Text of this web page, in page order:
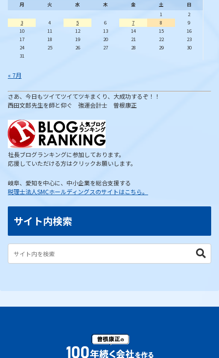
月 火 水 木 金 土
日
1
2
3
4 5 6 7 8
9
10
11 12 13 14 15
16
17
18 19 20 21 22
23
24
25 26 27 28 29
30
31
« 7月
さあ、今日もツイてツイてツキまくり、大成功するぞ！！
西田文郎先生を師と仰ぐ 強運会計士 曽根康正
社長ブログランキングに参加しております。
応援していただける方はクリックお願いします。
岐阜、愛知を中心に、中小企業を総合支援する
税理士法人SMCホールディングスのサイトはこちら。
サイト内検索